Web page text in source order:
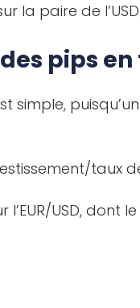
la paire de
pips
simple,
taux
l’EUR/USD, dont